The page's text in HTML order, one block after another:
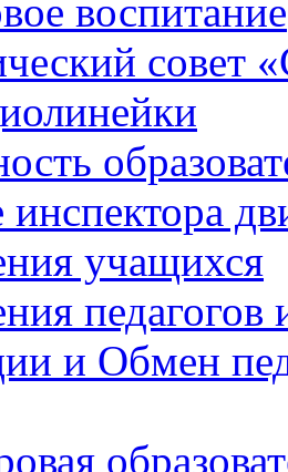
воспитание
совет
учащихся
и Обмен